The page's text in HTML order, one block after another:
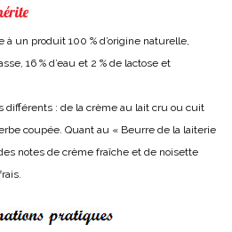
à un produit 100 % d’origine naturelle,
16 % d’eau et 2 % de lactose et
différents : de la crème au lait cru ou cuit
coupée. Quant au « Beurre de la laiterie
notes de crème fraîche et de noisette